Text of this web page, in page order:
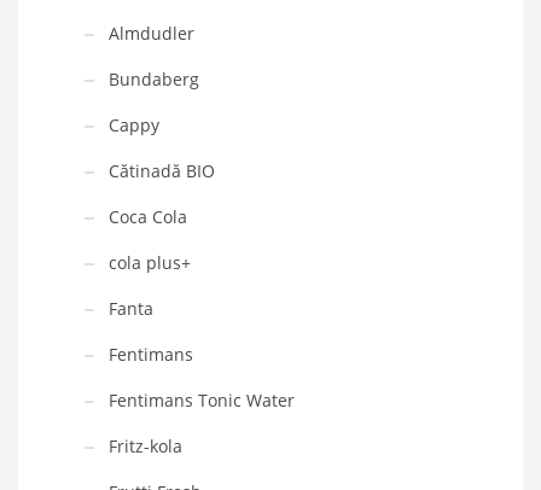
Almdudler
Bundaberg
Cappy
Cătinadă BIO
Coca Cola
cola plus+
Fanta
Fentimans
Fentimans Tonic Water
Fritz-kola